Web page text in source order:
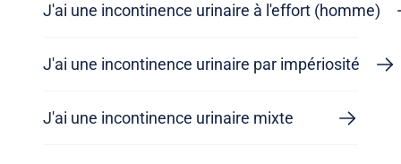
J'ai une incontinence urinaire à l'effort (homme)
J'ai une incontinence urinaire par impériosité
J'ai une incontinence urinaire mixte